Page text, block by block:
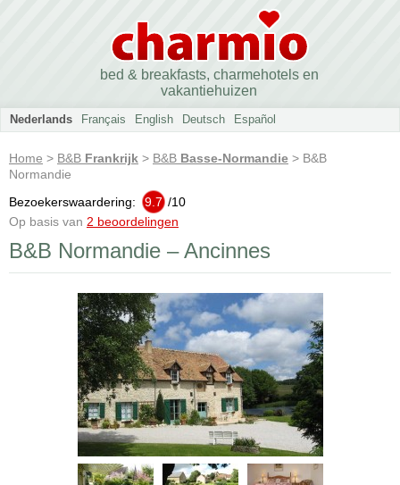
bed & breakfasts, charmehotels en
vakantiehuizen
Nederlands Français English Deutsch Español
Home > B&B Frankrijk > B&B Basse-Normandie > B&B
Normandie
Bezoekerswaardering:
9.7 /10
Op basis van 2 beoordelingen
B&B Normandie – Ancinnes